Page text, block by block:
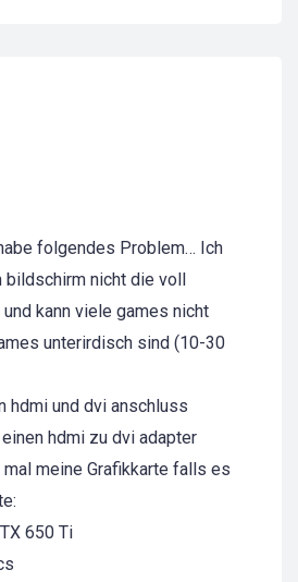
folgendes Problem… Ich
bildschirm nicht die voll
kann viele games nicht
unterirdisch sind (10-30
hdmi und dvi anschluss
hdmi zu dvi adapter
meine Grafikkarte falls es
650 Ti